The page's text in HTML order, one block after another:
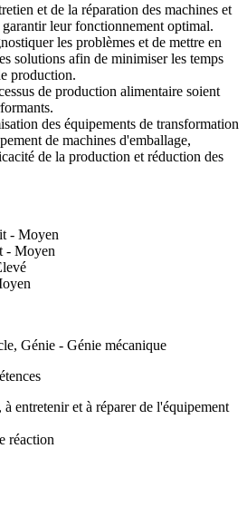
et de la réparation des machines et
leur fonctionnement optimal.
les problèmes et de mettre en
solutions afin de minimiser les temps
production.
de production alimentaire soient
des équipements de transformation
de machines d'emballage,
de la production et réduction des
- Moyen
- Moyen
Génie - Génie mécanique
entretenir et à réparer de l'équipement
réaction